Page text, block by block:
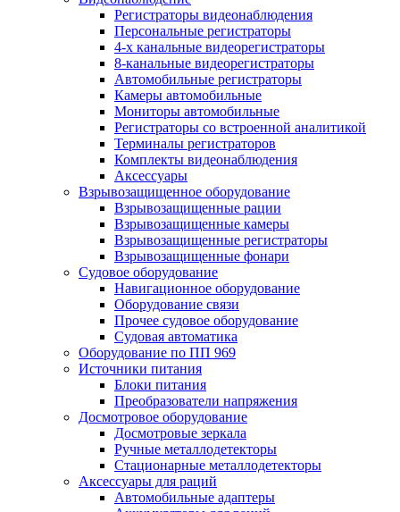
Регистраторы видеонаблюдения
Персональные регистраторы
4-х канальные видеорегистраторы
8-канальные видеорегистраторы
Автомобильные регистраторы
Камеры автомобильные
Мониторы автомобильные
Регистраторы со встроенной аналитикой
Терминалы регистраторов
Комплекты видеонаблюдения
Аксессуары
Взрывозащищенное оборудование
Взрывозащищенные рации
Взрывозащищенные камеры
Взрывозащищенные регистраторы
Взрывозащищенные фонари
Судовое оборудование
Навигационное оборудование
Оборудование связи
Прочее судовое оборудование
Судовая автоматика
Оборудование по ПП 969
Источники питания
Блоки питания
Преобразователи напряжения
Досмотровое оборудование
Досмотровые зеркала
Ручные металлодетекторы
Стационарные металлодетекторы
Аксессуары для раций
Автомобильные адаптеры